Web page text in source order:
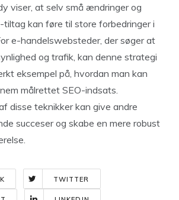
viser, at selv små ændringer og
tiltag kan føre til store forbedringer i
e-handelswebsteder, der søger at
og trafik, kan denne strategi
eksempel på, hvordan man kan
målrettet SEO-indsats.
disse teknikker kan give andre
succeser og skabe en mere robust
TWITTER